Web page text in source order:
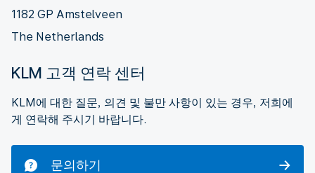
1182 GP Amstelveen
The Netherlands
KLM 고객 연락 센터
KLM에 대한 질문, 의견 및 불만 사항이 있는 경우, 저희에
게 연락해 주시기 바랍니다.
문의하기